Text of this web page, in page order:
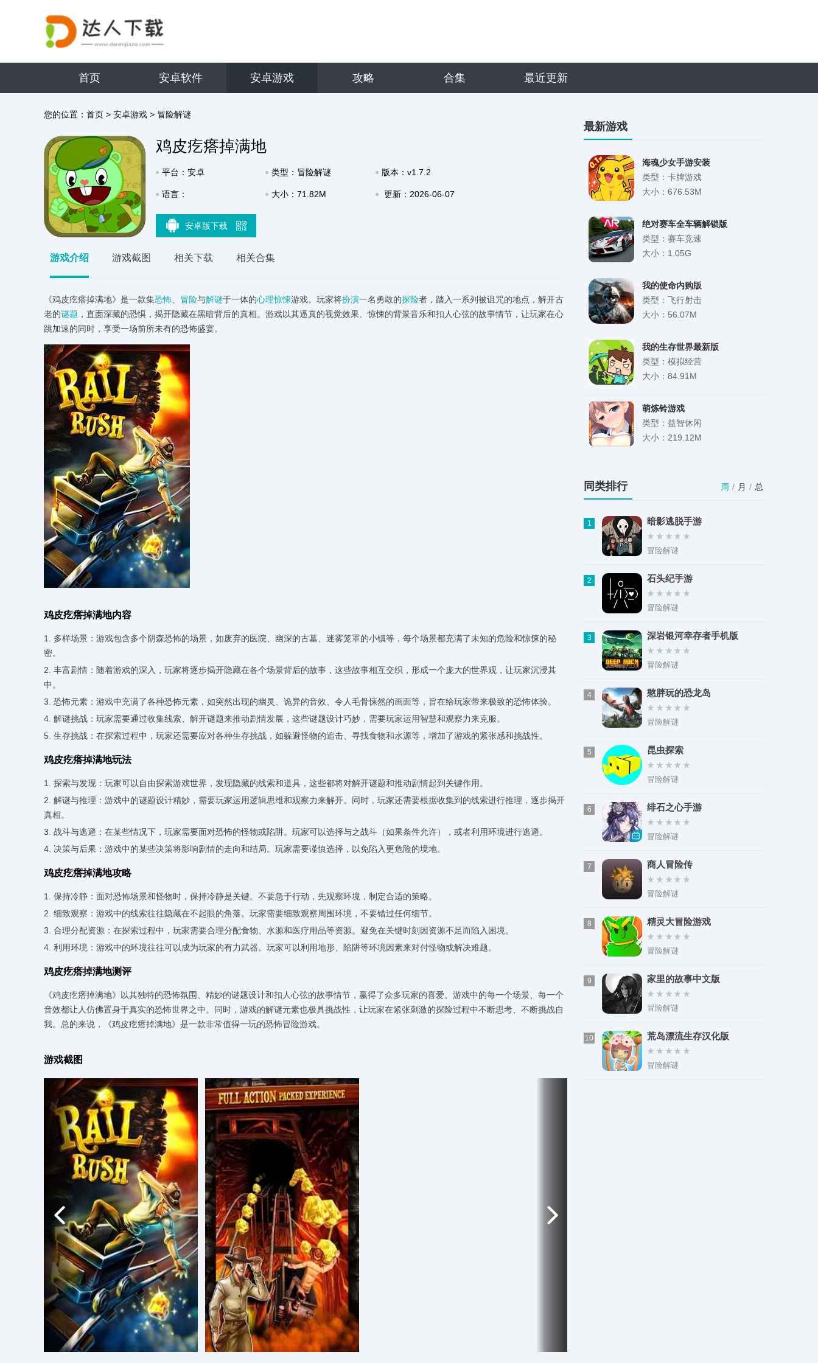
首页 安卓软件 安卓游戏 攻略 合集 最近更新
您的位置： 首页 > 安卓游戏 > 冒险解谜
鸡皮疙瘩掉满地
平台：安卓 类型：冒险解谜 版本：v1.7.2
语言： 大小：71.82M 更新：2026-06-07
安卓版下载
游戏介绍 游戏截图 相关下载 相关合集
《鸡皮疙瘩掉满地》是一款集恐怖 冒险与解谜于一体的心理惊悚游戏。玩家将扮演一名勇敢的探险者，踏入一系列被诅咒的地点，解开古
老的谜题 ，直面深藏的恐惧，揭开隐藏在黑暗背后的真相。游戏以其逼真的视觉效果、惊悚的背景音乐和扣人心弦的故事情节，让玩家在心
跳加速的同时，享受一场前所未有的恐怖盛宴。
鸡皮疙瘩掉满地内容
1. 多样场景：游戏包含多个阴森恐怖的场景，如废弃的医院、幽深的古墓、迷雾笼罩的小镇等，每个场景都充满了未知的危险和惊悚的秘
密。
2. 丰富剧情：随着游戏的深入，玩家将逐步揭开隐藏在各个场景背后的故事，这些故事相互交织，形成一个庞大的世界观，让玩家沉浸其
中。
3. 恐怖元素：游戏中充满了各种恐怖元素，如突然出现的幽灵、诡异的音效、令人毛骨悚然的画面等，旨在给玩家带来极致的恐怖体验。
4. 解谜挑战：玩家需要通过收集线索、解开谜题来推动剧情发展，这些谜题设计巧妙，需要玩家运用智慧和观察力来克服。
5. 生存挑战：在探索过程中，玩家还需要应对各种生存挑战，如躲避怪物的追击、寻找食物和水源等，增加了游戏的紧张感和挑战性。
鸡皮疙瘩掉满地玩法
1. 探索与发现：玩家可以自由探索游戏世界，发现隐藏的线索和道具，这些都将对解开谜题和推动剧情起到关键作用。
2. 解谜与推理：游戏中的谜题设计精妙，需要玩家运用逻辑思维和观察力来解开。同时，玩家还需要根据收集到的线索进行推理，逐步揭开
真相。
3. 战斗与逃避：在某些情况下，玩家需要面对恐怖的怪物或陷阱。玩家可以选择与之战斗（如果条件允许），或者利用环境进行逃避。
4. 决策与后果：游戏中的某些决策将影响剧情的走向和结局。玩家需要谨慎选择，以免陷入更危险的境地。
鸡皮疙瘩掉满地攻略
1. 保持冷静：面对恐怖场景和怪物时，保持冷静是关键。不要急于行动，先观察环境，制定合适的策略。
2. 细致观察：游戏中的线索往往隐藏在不起眼的角落。玩家需要细致观察周围环境，不要错过任何细节。
3. 合理分配资源：在探索过程中，玩家需要合理分配食物、水源和医疗用品等资源。避免在关键时刻因资源不足而陷入困境。
4. 利用环境：游戏中的环境往往可以成为玩家的有力武器。玩家可以利用地形、陷阱等环境因素来对付怪物或解决难题。
鸡皮疙瘩掉满地测评
《鸡皮疙瘩掉满地》以其独特的恐怖氛围、精妙的谜题设计和扣人心弦的故事情节，赢得了众多玩家的喜爱。游戏中的每一个场景、每一个
音效都让人仿佛置身于真实的恐怖世界之中。同时，游戏的解谜元素也极具挑战性，让玩家在紧张刺激的探险过程中不断思考、不断挑战自
我。总的来说，《鸡皮疙瘩掉满地》是一款非常值得一玩的恐怖冒险游戏。
游戏截图
最新游戏
海魂少女手游安装
类型：卡牌游戏
大小：676.53M
绝对赛车全车辆解锁版
类型：赛车竞速
大小：1.05G
我的使命内购版
类型：飞行射击
大小：56.07M
我的生存世界最新版
类型：模拟经营
大小：84.91M
萌炼铃游戏
类型：益智休闲
大小：219.12M
OPPO电视助手
类型：实用工具
周 / 月 / 总
同类排行
1 暗影逃脱手游
冒险解谜
2 石头纪手游
冒险解谜
3 深岩银河幸存者手机版
冒险解谜
4 憨胖玩的恐龙岛
冒险解谜
5 昆虫探索
冒险解谜
6 绯石之心手游
冒险解谜
7 商人冒险传
冒险解谜
8 精灵大冒险游戏
冒险解谜
9 家里的故事中文版
冒险解谜
10 荒岛漂流生存汉化版
冒险解谜